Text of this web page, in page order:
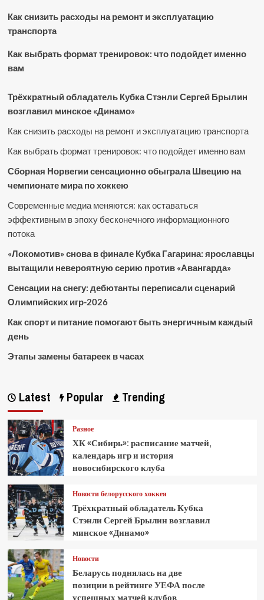
Как снизить расходы на ремонт и эксплуатацию
транспорта
Как выбрать формат тренировок: что подойдет именно
вам
Трёхкратный обладатель Кубка Стэнли Сергей Брылин
возглавил минское «Динамо»
Как снизить расходы на ремонт и эксплуатацию транспорта
Как выбрать формат тренировок: что подойдет именно вам
Сборная Норвегии сенсационно обыграла Швецию на
чемпионате мира по хоккею
Современные медиа меняются: как оставаться
эффективным в эпоху бесконечного информационного
потока
«Локомотив» снова в финале Кубка Гагарина: ярославцы
вытащили невероятную серию против «Авангарда»
Сенсации на снегу: дебютанты переписали сценарий
Олимпийских игр-2026
Как спорт и питание помогают быть энергичным каждый
день
Этапы замены батареек в часах
Latest Popular Trending
Разное
ХК «Сибирь»: расписание матчей,
календарь игр и история
новосибирского клуба
Новости белорусского хоккея
Трёхкратный обладатель Кубка
Стэнли Сергей Брылин возглавил
минское «Динамо»
Новости
Беларусь поднялась на две
позиции в рейтинге УЕФА после
успешных матчей клубов